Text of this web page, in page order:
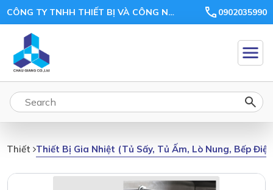
CÔNG TY TNHH THIẾT BỊ VÀ CÔNG NGHỆ CHÂU GIANG 0902035990
Thiết BịThiết Bị Gia Nhiệt (tủ Sấy, Tủ Ấm, Lò Nung, Bếp